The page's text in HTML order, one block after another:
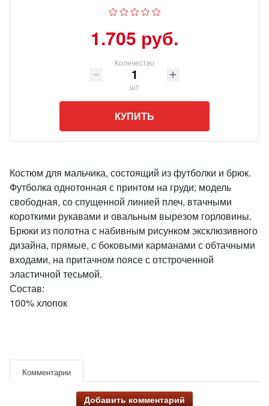
1.705 руб.
Количество
шт
КУПИТЬ
Костюм для мальчика, состоящий из футболки и брюк.
Футболка однотонная с принтом на груди; модель
свободная, со спущенной линией плеч, втачными
короткими рукавами и овальным вырезом горловины.
Брюки из полотна с набивным рисунком эксклюзивного
дизайна, прямые, с боковыми карманами с обтачными
входами, на притачном поясе с отстроченной
эластичной тесьмой.
Состав:
100% хлопок
Комментарии
Добавить комментарий